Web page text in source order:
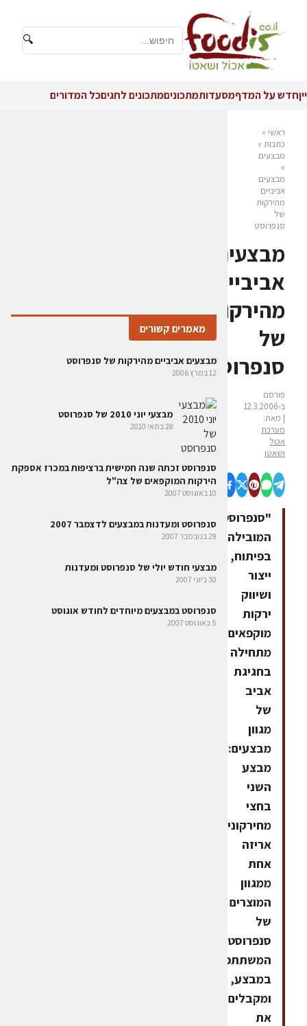
🔍
ייןחדש על המדףמסעדותמתכוניםמתכונים לחגיםכל המדורים
ראשי »
כתבות »
מבצעים
»
מבצעים
אביביים
מהירקות
של
סנפרוסט
מבצעים
אביביים
מהירקות
של
סנפרוסט
פורסם
ב-12.3.2006
| מאת:
מערכת
אכול
ושאטו
"סנפרוסט",
המובילה
בפיתוח,
ייצור
ושיווק
ירקות
מוקפאים,
מתחילה
בחגיגת
אביב
של
מגוון
מבצעים:
מבצע
השני
בחצי
מחירקונים
אריזה
אחת
ממגוון
המוצרים
של
סנפרוסט,
המשתתפים
במבצע,
ומקבלים
את
מאמרים קשורים
מבצעים אביביים מהירקות של סנפרוסט
12 במרץ 2006
מבצעי יוני 2010 של סנפרוסט
28 במאי 2010
סנפרוסט זכתה שנה חמישית ברציפות במכרז אספקת
הירקות המוקפאים של צה"ל
10 באוגוסט 2007
סנפרוסט ומעדנות במבצעים לדצמבר 2007
29 בנובמבר 2007
מבצעי חודש יולי של סנפרוסט ומעדנות
30 ביוני 2007
סנפרוסט במבצעים מיוחדים לחודש אוגוסט
5 באוגוסט 2007